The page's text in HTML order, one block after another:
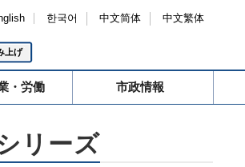
한국어 中文简体 中文繁体
上げ
・労働 市政情報
リーズ